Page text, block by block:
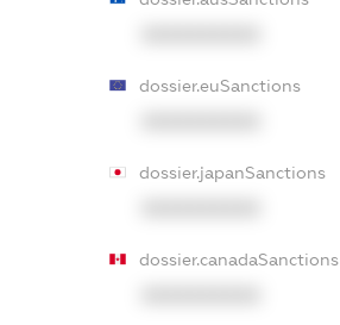
dossier.euSanctions
dossier.japanSanctions
dossier.canadaSanctions